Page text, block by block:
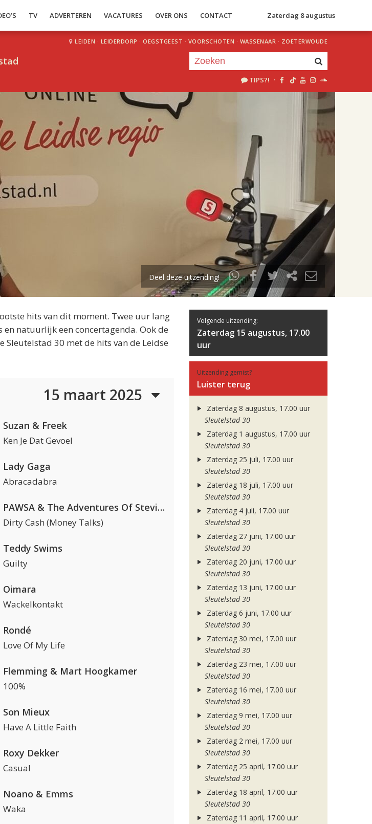
TV ADVERTEREN VACATURES OVER ONS CONTACT Zaterdag 8 augustus
LEIDEN · LEIDERDORP · OEGSTGEEST · VOORSCHOTEN · WASSENAAR · ZOETERWOUDE
TIPS?! ·
uur 1 van 2
Volgend uur
Deel deze uitzending!
hits van dit moment. Twee uur lang
natuurlijk een concertagenda. Ook de
30 met de hits van de Leidse
15 maart 2025
Suzan & Freek
Ken Je Dat Gevoel
Lady Gaga
Abracadabra
PAWSA & The Adventures Of Stevie V
Dirty Cash (Money Talks)
Teddy Swims
Guilty
Oimara
Wackelkontakt
Rondé
Love Of My Life
Flemming & Mart Hoogkamer
100%
Son Mieux
Have A Little Faith
Roxy Dekker
Casual
Noano & Emms
Waka
Volgende uitzending:
Zaterdag 15 augustus, 17.00
uur
Uitzending gemist?
Luister terug
Zaterdag 8 augustus, 17.00 uur
Sleutelstad 30
Zaterdag 1 augustus, 17.00 uur
Sleutelstad 30
Zaterdag 25 juli, 17.00 uur
Sleutelstad 30
Zaterdag 18 juli, 17.00 uur
Sleutelstad 30
Zaterdag 4 juli, 17.00 uur
Sleutelstad 30
Zaterdag 27 juni, 17.00 uur
Sleutelstad 30
Zaterdag 20 juni, 17.00 uur
Sleutelstad 30
Zaterdag 13 juni, 17.00 uur
Sleutelstad 30
Zaterdag 6 juni, 17.00 uur
Sleutelstad 30
Zaterdag 30 mei, 17.00 uur
Sleutelstad 30
Zaterdag 23 mei, 17.00 uur
Sleutelstad 30
Zaterdag 16 mei, 17.00 uur
Sleutelstad 30
Zaterdag 9 mei, 17.00 uur
Sleutelstad 30
Zaterdag 2 mei, 17.00 uur
Sleutelstad 30
Zaterdag 25 april, 17.00 uur
Sleutelstad 30
Zaterdag 18 april, 17.00 uur
Sleutelstad 30
Zaterdag 11 april, 17.00 uur